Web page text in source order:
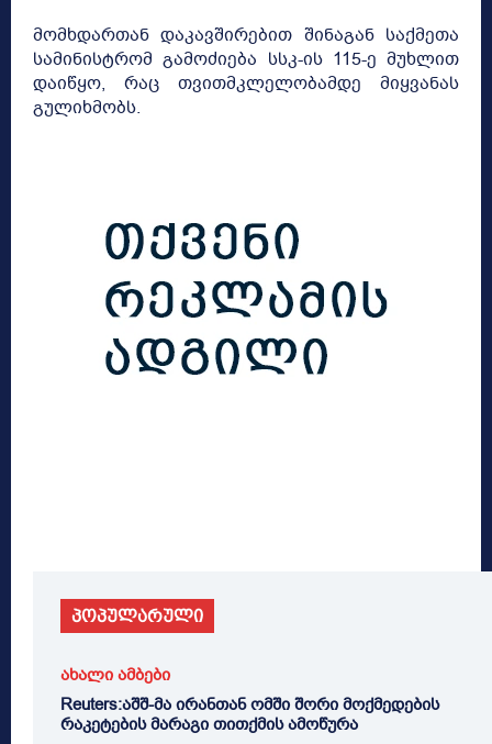
მომხდართან დაკავშირებით შინაგან საქმეთა
სამინისტრომ გამოძიება სსკ-ის 115-ე მუხლით
დაიწყო, რაც თვითმკლელობამდე მიყვანას
გულიხმობს.
პოპულარული
ახალი ამბები
Reuters:აშშ-მა ირანთან ომში შორი მოქმედების
რაკეტების მარაგი თითქმის ამოწურა